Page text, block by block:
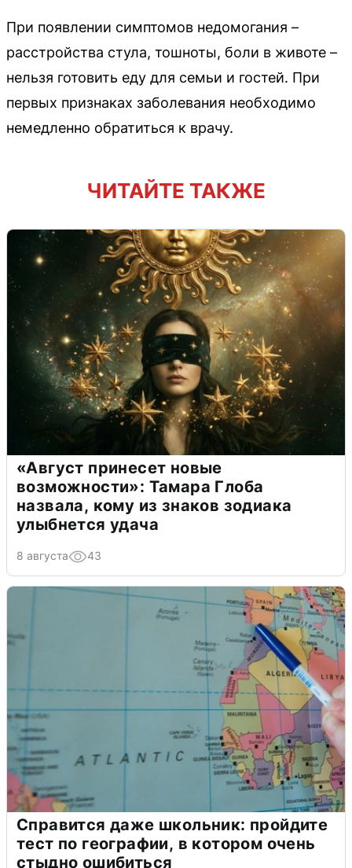
При появлении симптомов недомогания –
расстройства стула, тошноты, боли в животе –
нельзя готовить еду для семьи и гостей. При
первых признаках заболевания необходимо
немедленно обратиться к врачу.
ЧИТАЙТЕ ТАКЖЕ
«Август принесет новые
возможности»: Тамара Глоба
назвала, кому из знаков зодиака
улыбнется удача
8 августа 43
Справится даже школьник: пройдите
тест по географии, в котором очень
стыдно ошибиться